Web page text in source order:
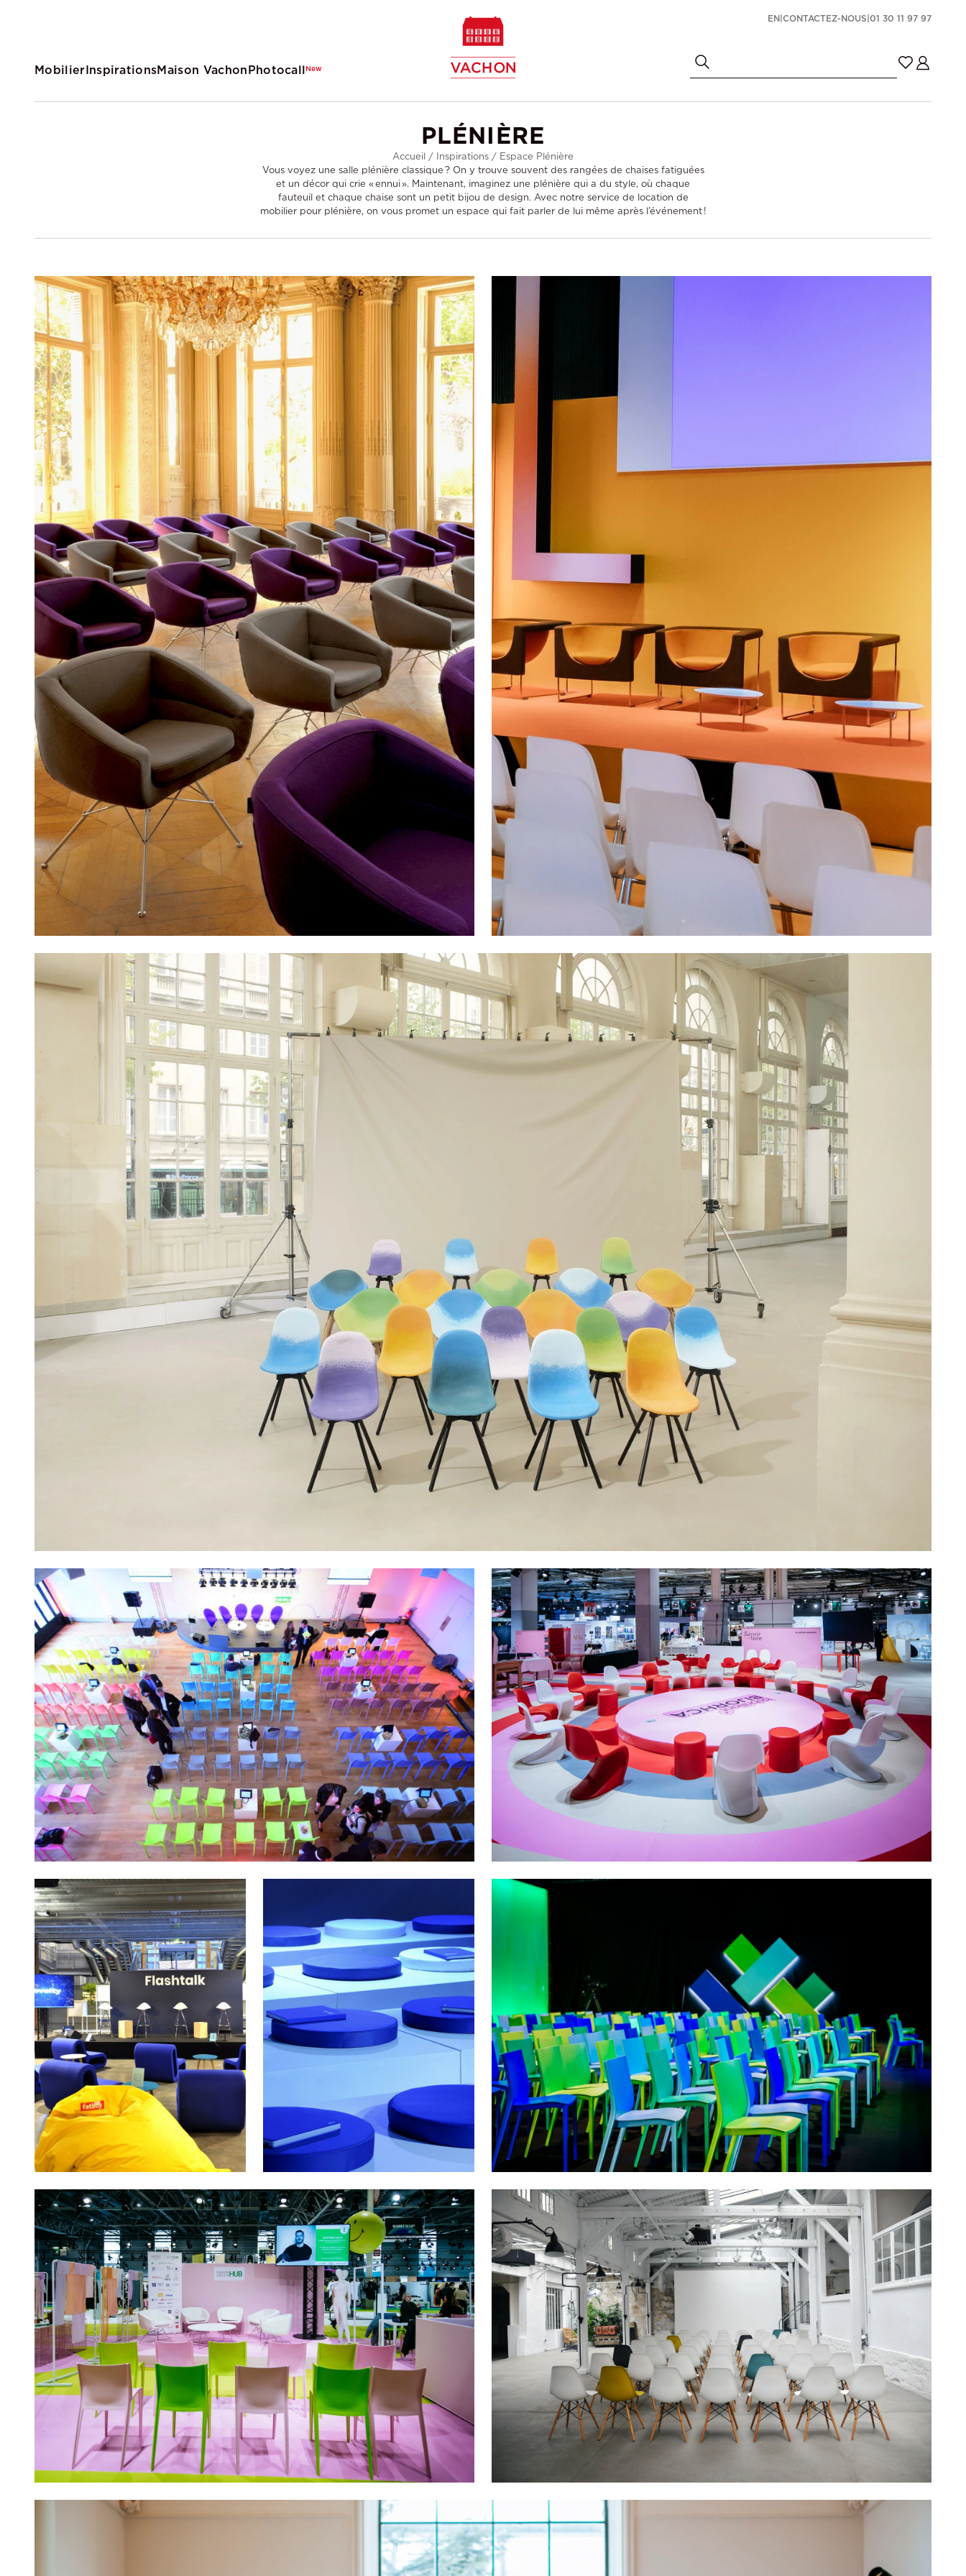
MobilierInspirationsMaison VachonPhotocallNew
EN CONTACTEZ-NOUS 01 30 11 97 97
PLÉNIÈRE
Accueil / Inspirations / Espace Plénière
Vous voyez une salle plénière classique ? On y trouve souvent des rangées de chaises fatiguées
et un décor qui crie « ennui ». Maintenant, imaginez une plénière qui a du style, où chaque
fauteuil et chaque chaise sont un petit bijou de design. Avec notre service de location de
mobilier pour plénière, on vous promet un espace qui fait parler de lui même après l’événement !